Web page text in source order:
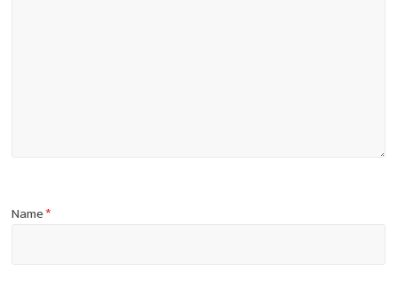
Name*